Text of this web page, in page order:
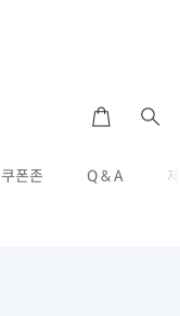
쿠폰존 Q & A